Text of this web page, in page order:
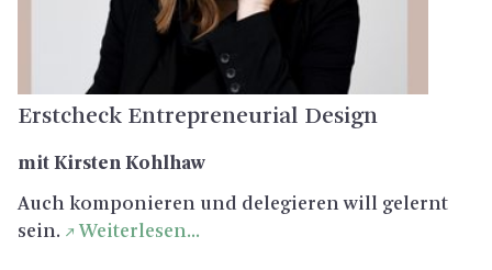
Erst­check En­tre­pre­neu­ri­al De­sign
mit Kirs­ten Kohl­haw
Auch kom­po­nie­ren und de­le­gie­ren will ge­lernt
sein.
Wei­ter­le­sen...